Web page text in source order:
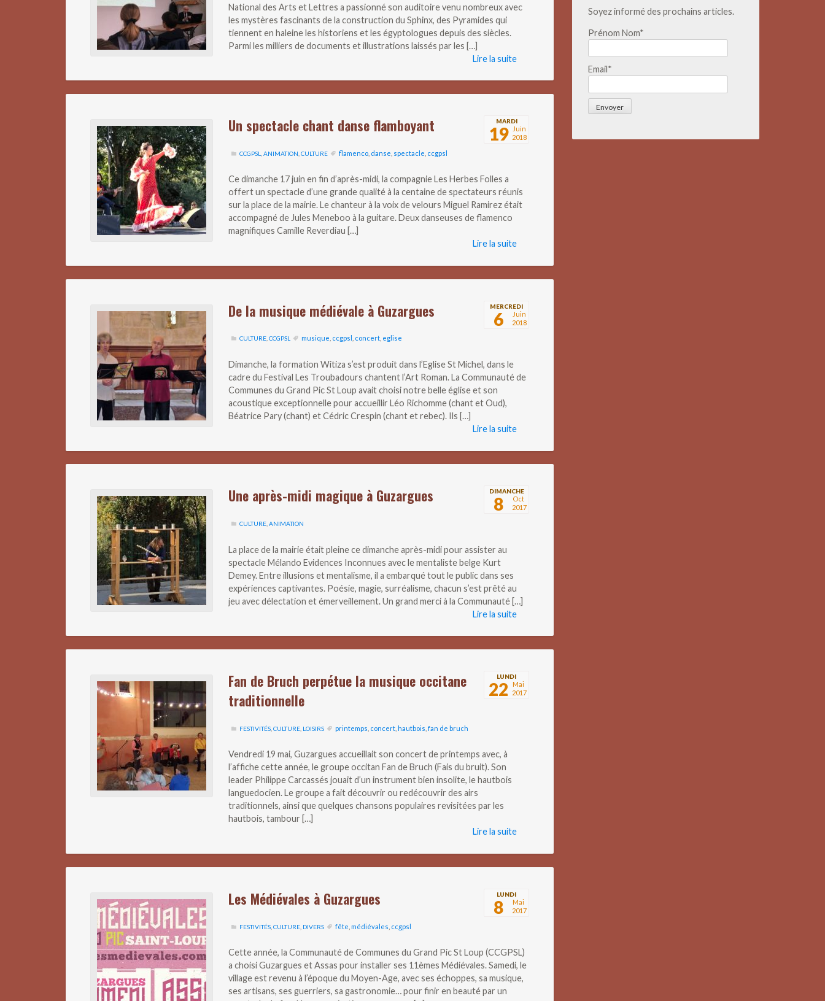
National des Arts et Lettres a passionné son auditoire venu nombreux avec
les mystères fascinants de la construction du Sphinx, des Pyramides qui
tiennent en haleine les historiens et les égyptologues depuis des siècles.
Parmi les milliers de documents et illustrations laissés par les […]
Lire la suite
MARDI
19
Juin
2018
Un spectacle chant danse flamboyant
CCGPSL ANIMATION CULTURE flamenco danse spectacle ccgpsl
Ce dimanche 17 juin en fin d’après-midi, la compagnie Les Herbes Folles a
offert un spectacle d’une grande qualité à la centaine de spectateurs réunis
sur la place de la mairie. Le chanteur à la voix de velours Miguel Ramirez était
accompagné de Jules Meneboo à la guitare. Deux danseuses de flamenco
magnifiques Camille Reverdiau […]
Lire la suite
MERCREDI
6
Juin
2018
De la musique médiévale à Guzargues
CULTURE,CCGPSL musique ccgpsl concert eglise
Dimanche, la formation Witiza s’est produit dans l’Eglise St Michel, dans le
cadre du Festival Les Troubadours chantent l’Art Roman. La Communauté de
Communes du Grand Pic St Loup avait choisi notre belle église et son
acoustique exceptionnelle pour accueillir Léo Richomme (chant et Oud),
Béatrice Pary (chant) et Cédric Crespin (chant et rebec). Ils […]
Lire la suite
DIMANCHE
8
Oct
2017
Une après-midi magique à Guzargues
CULTURE ANIMATION
La place de la mairie était pleine ce dimanche après-midi pour assister au
spectacle Mélando Evidences Inconnues avec le mentaliste belge Kurt
Demey. Entre illusions et mentalisme, il a embarqué tout le public dans ses
expériences captivantes. Poésie, magie, surréalisme, chacun s’est prêté au
jeu avec délectation et émerveillement. Un grand merci à la Communauté […]
Lire la suite
LUNDI
22
Mai
2017
Fan de Bruch perpétue la musique occitane
traditionnelle
FESTIVITÉS CULTURE LOISIRS printemps concert hautbois fan de bruch
Vendredi 19 mai, Guzargues accueillait son concert de printemps avec, à
l’affiche cette année, le groupe occitan Fan de Bruch (Fais du bruit). Son
leader Philippe Carcassés jouait d’un instrument bien insolite, le hautbois
languedocien. Le groupe a fait découvrir ou redécouvrir des airs
traditionnels, ainsi que quelques chansons populaires revisitées par les
hautbois, tambour […]
Lire la suite
LUNDI
8
Mai
2017
Les Médiévales à Guzargues
FESTIVITÉS CULTURE DIVERS fête médiévales ccgpsl
Cette année, la Communauté de Communes du Grand Pic St Loup (CCGPSL)
a choisi Guzargues et Assas pour installer ses 11èmes Médiévales. Samedi, le
village est revenu à l’époque du Moyen-Age, avec ses échoppes, sa musique,
ses artisans, ses guerriers, sa gastronomie… pour finir en beauté par un
Soyez informé des prochains articles.
Prénom Nom*
Email*